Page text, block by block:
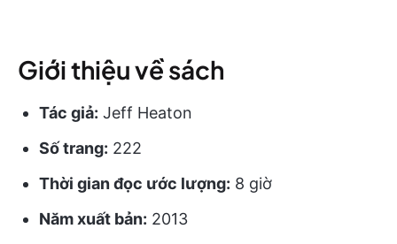
Giới thiệu về sách
Tác giả: Jeff Heaton
Số trang: 222
Thời gian đọc ước lượng: 8 giờ
Năm xuất bản: 2013